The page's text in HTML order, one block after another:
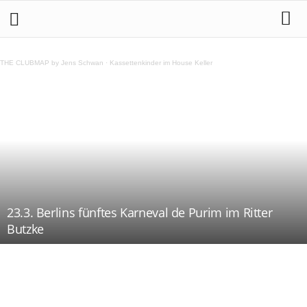
THE CLUBMAP by Jens Schwan · Kassettenkinder im House Keller
23.3. Berlins fünftes Karneval de Purim im Ritter
Butzke